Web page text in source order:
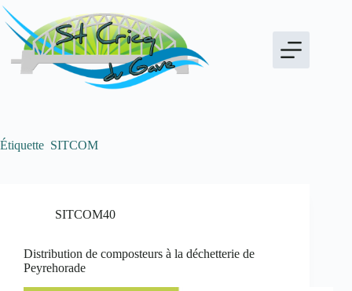
Passer
au
contenu
Étiquette SITCOM
SITCOM40
Distribution de composteurs à la déchetterie de
Peyrehorade